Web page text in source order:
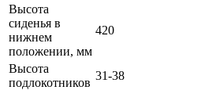
Высота
сиденья в
нижнем
положении, мм
420
Высота
подлокотников
31-38